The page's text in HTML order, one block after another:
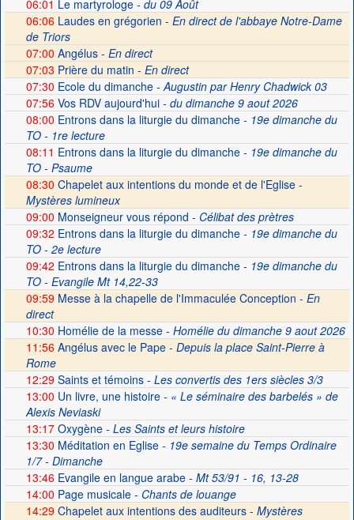
06:01 Le martyrologe- du 09 Août
06:06 Laudes en grégorien - En direct de l'abbaye Notre-Dame
de Triors
07:00 Angélus - En direct
07:03 Prière du matin - En direct
07:30 Ecole du dimanche- Augustin par Henry Chadwick 03
07:56Vos RDV aujourd'hui- du dimanche 9 aout 2026
08:00 Entrons dans la liturgie du dimanche- 19e dimanche du
TO - 1re lecture
08:11 Entrons dans la liturgie du dimanche- 19e dimanche du
TO - Psaume
08:30 Chapelet aux intentions du monde et de l'Eglise -
Mystères lumineux
09:00 Monseigneur vous répond - Célibat des prètres
09:32 Entrons dans la liturgie du dimanche- 19e dimanche du
TO - 2e lecture
09:42 Entrons dans la liturgie du dimanche- 19e dimanche du
TO - Evangile Mt 14,22-33
09:59 Messe à la chapelle de l'Immaculée Conception - En
direct
10:30 Homélie de la messe- Homélie du dimanche 9 aout 2026
11:56 Angélus avec le Pape - Depuis la place Saint-Pierre à
Rome
12:29Saints et témoins- Les convertis des 1ers siècles 3/3
13:00 Un livre, une histoire- « Le séminaire des barbelés » de
Alexis Neviaski
13:17Oxygène- Les Saints et leurs histoire
13:30 Méditation en Eglise- 19e semaine du Temps Ordinaire
1/7 - Dimanche
13:46Evangile en langue arabe- Mt 53/91 - 16, 13-28
14:00 Page musicale- Chants de louange
14:29 Chapelet aux intentions des auditeurs - Mystères